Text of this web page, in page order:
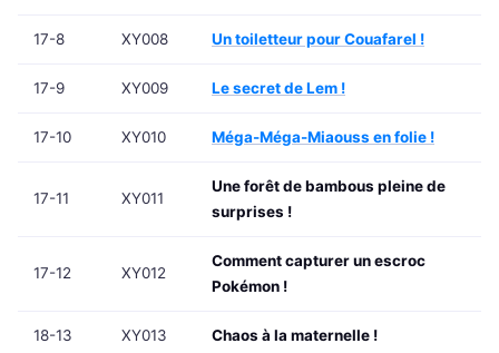
17-8 XY008 Un toiletteur pour Couafarel !
17-9 XY009 Le secret de Lem !
17-10 XY010 Méga-Méga-Miaouss en folie !
17-11 XY011
Une forêt de bambous pleine de
surprises !
17-12 XY012
Comment capturer un escroc
Pokémon !
18-13 XY013 Chaos à la maternelle !